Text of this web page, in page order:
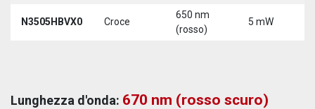
N3505HBVX0 Croce
650 nm
(rosso)
5 mW
Lunghezza d'onda: 670 nm (rosso scuro)